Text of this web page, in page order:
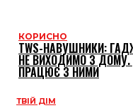
КОРИСНО
TWS-НАВУШНИКИ:
НЕ ВИХОДИМО З
ПРАЦЮЄ З НИМИ
ТВІЙ ДІМ